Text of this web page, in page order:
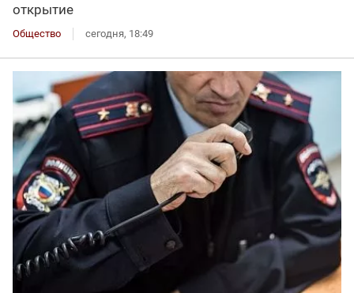
открытие
Общество сегодня, 18:49